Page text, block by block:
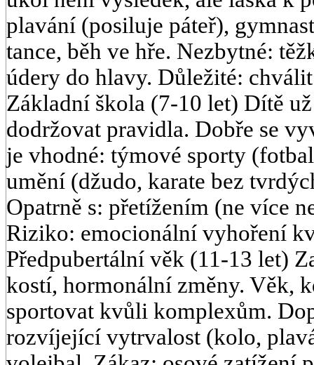
plavání (posiluje páteř),
tance, běh ve hře. Nezbytné:
údery do hlavy. Důležité:
Základní škola (7-10 let) Dítě
dodržovat pravidla. Dobře se
je vhodné: týmové sporty
umění (džudo, karate bez
Opatrně s: přetížením (ne více
Riziko: emocionální vyhoření
Předpubertální věk (11-13 let)
kostí, hormonální změny. Věk,
sportovat kvůli komplexům.
rozvíjející vytrvalost (kolo,